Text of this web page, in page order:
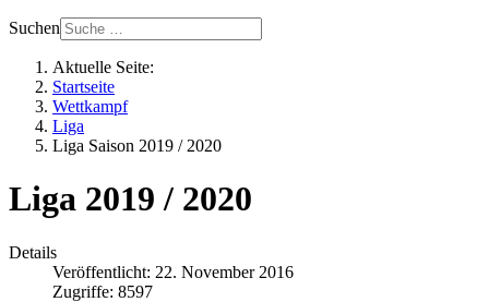
Suchen
Aktuelle Seite:
Startseite
Wettkampf
Liga
Liga Saison 2019 / 2020
Liga 2019 / 2020
Details
Veröffentlicht: 22. November 2016
Zugriffe: 8597